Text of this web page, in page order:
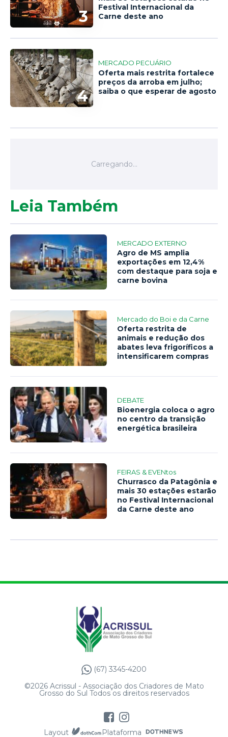
3
Festival Internacional da
Carne deste ano
4
MERCADO PECUÁRIO
Oferta mais restrita fortalece
preços da arroba em julho;
saiba o que esperar de agosto
Leia Também
MERCADO EXTERNO
Agro de MS amplia
exportações em 12,4%
com destaque para soja e
carne bovina
Mercado do Boi e da Carne
Oferta restrita de
animais e redução dos
abates leva frigoríficos a
intensificarem compras
DEBATE
Bioenergia coloca o agro
no centro da transição
energética brasileira
FEIRAS & EVENtos
Churrasco da Patagônia e
mais 30 estações estarão
no Festival Internacional
da Carne deste ano
(67) 3345-4200
©2026 Acrissul - Associação dos Criadores de Mato
Grosso do Sul Todos os direitos reservados
Layout Plataforma